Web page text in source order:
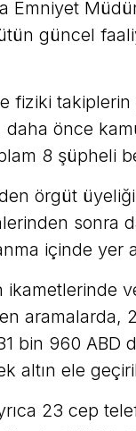
Emniyet
güncel
fiziki takiplerin
daha önce
8 şüpheli
örgüt
sonra
içinde yer
ikametlerinde
aramalarda,
bin 960 ABD
altın ele
23 cep